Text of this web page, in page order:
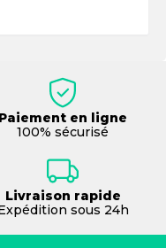
Paiement en ligne
100% sécurisé
Livraison rapide
sous 24h